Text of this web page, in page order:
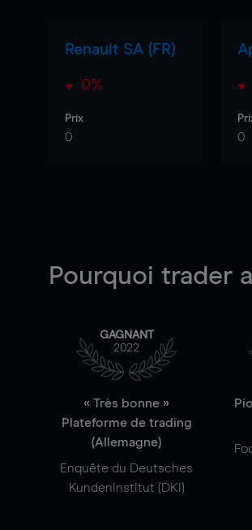
Renault SA (FR)
0%
Prix
0 0
Pourquoi trader
GAGNANT
2022
« Très bonne »
Plateforme de trading
(Allemagne)
Enquête du Deutsches
Kundeninstitut (DKI)